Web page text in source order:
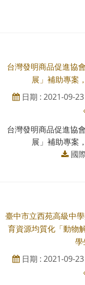
台灣發明商品促進協
展」補助專案
日期 : 2021-09-23
台灣發明商品促進協
展」補助專案
國
臺中市立西苑高級中
育資源均質化「動物
學
日期 : 2021-09-23